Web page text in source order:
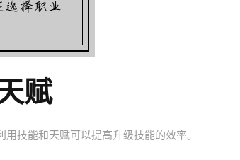
赋
技能和天赋可以提高升级技能的效率。